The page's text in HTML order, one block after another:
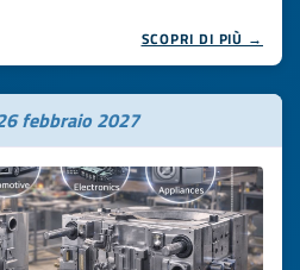
SCOPRI DI PIÙ →
febbraio 2027